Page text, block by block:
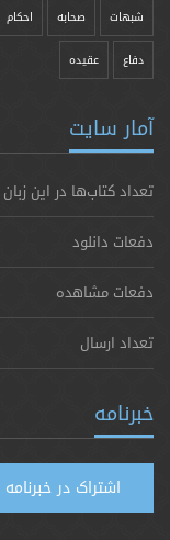
شبهات صحابه احکام
دفاع عقیده
آمار سایت
تعداد کتاب‌ها در این زبان
دفعات دانلود
دفعات مشاهده
تعداد ارسال
خبرنامه
اشتراک در خبرنامه